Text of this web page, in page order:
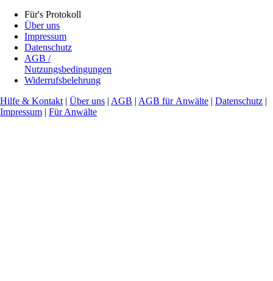
Für's Protokoll
Über uns
Impressum
Datenschutz
AGB /
Nutzungsbedingungen
Widerrufsbelehrung
Hilfe & Kontakt | Über uns | AGB | AGB für Anwälte | Datenschutz |
Impressum | Für Anwälte